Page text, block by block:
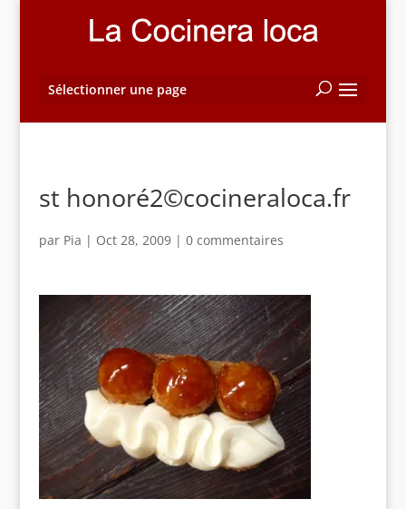
Sélectionner une page
st honoré2©cocineraloca.fr
par Pia | Oct 28, 2009| 0 commentaires